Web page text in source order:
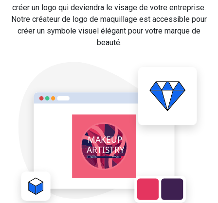
créer un logo qui deviendra le visage de votre entreprise.
Notre créateur de logo de maquillage est accessible pour
créer un symbole visuel élégant pour votre marque de
beauté.